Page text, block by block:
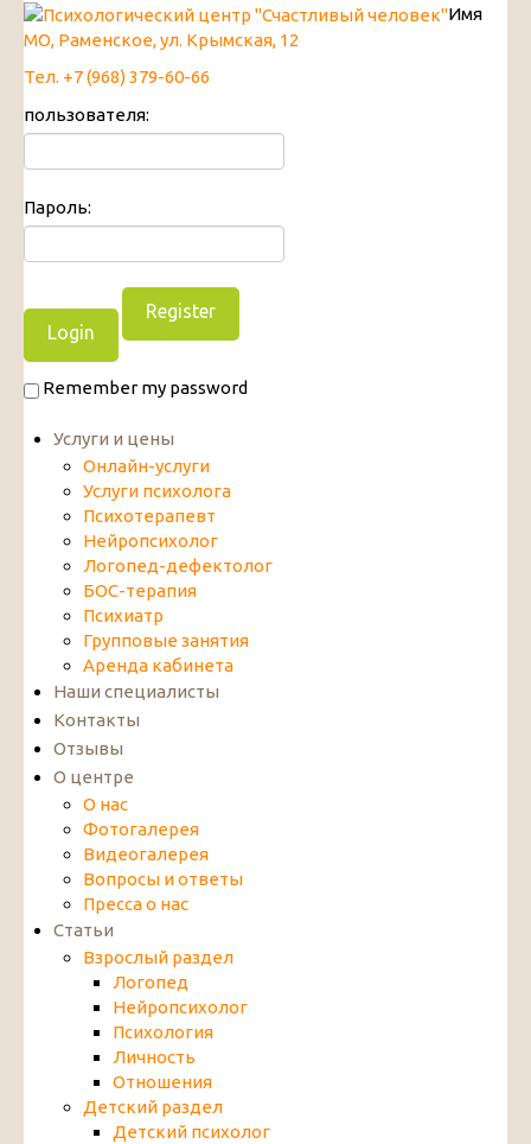
МО, Раменское, ул. Крымская, 12
Тел. +7 (968) 379-60-66
Имя
пользователя:
Пароль:
Register
Remember my password
Услуги и цены
Онлайн-услуги
Услуги психолога
Психотерапевт
Нейропсихолог
Логопед-дефектолог
БОС-терапия
Психиатр
Групповые занятия
Аренда кабинета
Наши специалисты
Контакты
Отзывы
О центре
О нас
Фотогалерея
Видеогалерея
Вопросы и ответы
Пресса о нас
Статьи
Взрослый раздел
Логопед
Нейропсихолог
Психология
Личность
Отношения
Детский раздел
Детский психолог